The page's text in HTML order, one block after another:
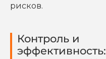
рисков.
Контроль и
эффективность: